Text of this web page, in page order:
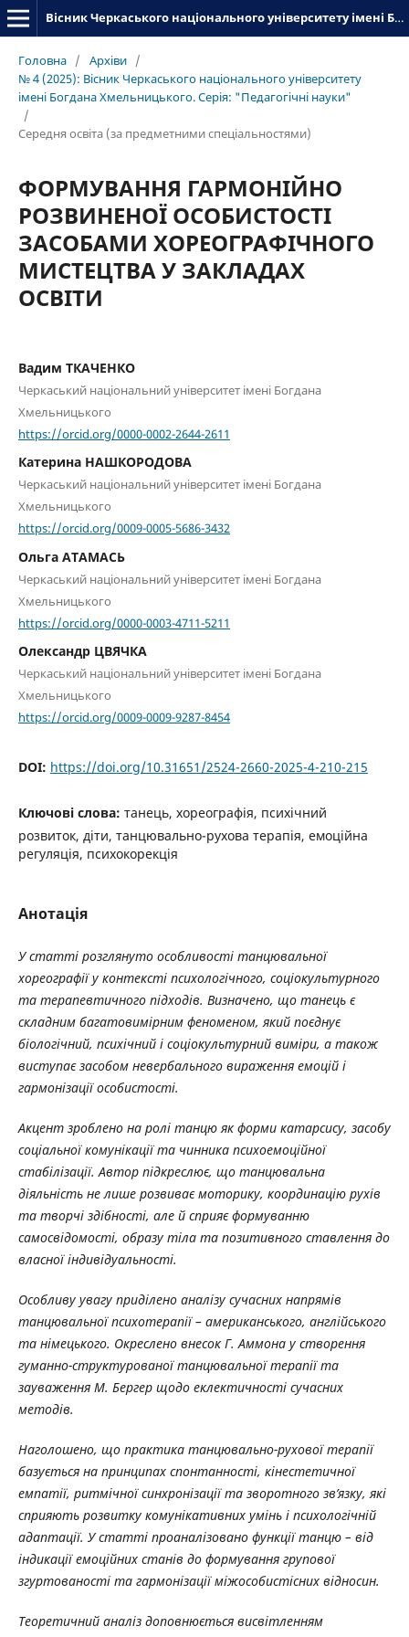
Вісник Черкаського національного університету імені Богдана Хмельницького. Серія_«Педагогічні науки»
Головна / Архіви /
№ 4 (2025): Вісник Черкаського національного університету
імені Богдана Хмельницького. Серія: "Педагогічні науки"
/
Середня освіта (за предметними спеціальностями)
ФОРМУВАННЯ ГАРМОНІЙНО
РОЗВИНЕНОЇ ОСОБИСТОСТІ
ЗАСОБАМИ ХОРЕОГРАФІЧНОГО
МИСТЕЦТВА У ЗАКЛАДАХ
ОСВІТИ
Вадим ТКАЧЕНКО
Черкаський національний університет імені Богдана
Хмельницького
https://orcid.org/0000-0002-2644-2611
Катерина НАШКОРОДОВА
Черкаський національний університет імені Богдана
Хмельницького
https://orcid.org/0009-0005-5686-3432
Ольга АТАМАСЬ
Черкаський національний університет імені Богдана
Хмельницького
https://orcid.org/0000-0003-4711-5211
Олександр ЦВЯЧКА
Черкаський національний університет імені Богдана
Хмельницького
https://orcid.org/0009-0009-9287-8454
DOI: https://doi.org/10.31651/2524-2660-2025-4-210-215
Ключові слова: танець, хореографія, психічний
розвиток, діти, танцювально-рухова терапія, емоційна
регуляція, психокорекція
Анотація
У статті розглянуто особливості танцювальної
хореографії у контексті психологічного, соціокультурного
та терапевтичного підходів. Визначено, що танець є
складним багатовимірним феноменом, який поєднує
біологічний, психічний і соціокультурний виміри, а також
виступає засобом невербального вираження емоцій і
гармонізації особистості.
Акцент зроблено на ролі танцю як форми катарсису, засобу
соціальної комунікації та чинника психоемоційної
стабілізації. Автор підкреслює, що танцювальна
діяльність не лише розвиває моторику, координацію рухів
та творчі здібності, але й сприяє формуванню
самосвідомості, образу тіла та позитивного ставлення до
власної індивідуальності.
Особливу увагу приділено аналізу сучасних напрямів
танцювальної психотерапії – американського, англійського
та німецького. Окреслено внесок Г. Аммона у створення
гуманно-структурованої танцювальної терапії та
зауваження М. Бергер щодо еклектичності сучасних
методів.
Наголошено, що практика танцювально-рухової терапії
базується на принципах спонтанності, кінестетичної
емпатії, ритмічної синхронізації та зворотного зв’язку, які
сприяють розвитку комунікативних умінь і психологічній
адаптації. У статті проаналізовано функції танцю – від
індикації емоційних станів до формування групової
згуртованості та гармонізації міжособистісних відносин.
Теоретичний аналіз доповнюється висвітленням